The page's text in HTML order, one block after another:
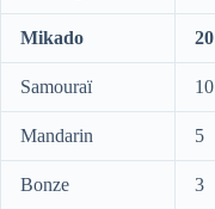
Mikado 20
Samouraï 10
Mandarin 5
Bonze 3